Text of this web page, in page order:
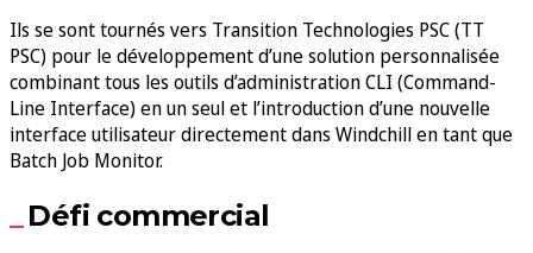
Ils se sont tournés vers Transition Technologies PSC (TT
PSC) pour le développement d’une solution personnalisée
combinant tous les outils d’administration CLI (Command-
Line Interface) en un seul et l’introduction d’une nouvelle
interface utilisateur directement dans Windchill en tant que
Batch Job Monitor.
Défi commercial